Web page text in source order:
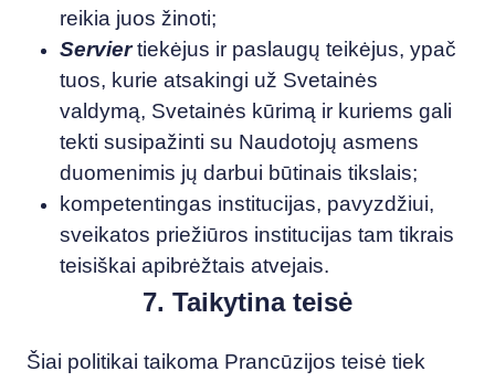
reikia juos žinoti;
Serviertiekėjus ir paslaugų teikėjus, ypač
tuos, kurie atsakingi už Svetainės
valdymą, Svetainės kūrimą ir kuriems gali
tekti susipažinti su Naudotojų asmens
duomenimis jų darbui būtinais tikslais;
kompetentingas institucijas, pavyzdžiui,
sveikatos priežiūros institucijas tam tikrais
teisiškai apibrėžtais atvejais.
7. Taikytina teisė
Šiai politikai taikoma Prancūzijos teisė tiek